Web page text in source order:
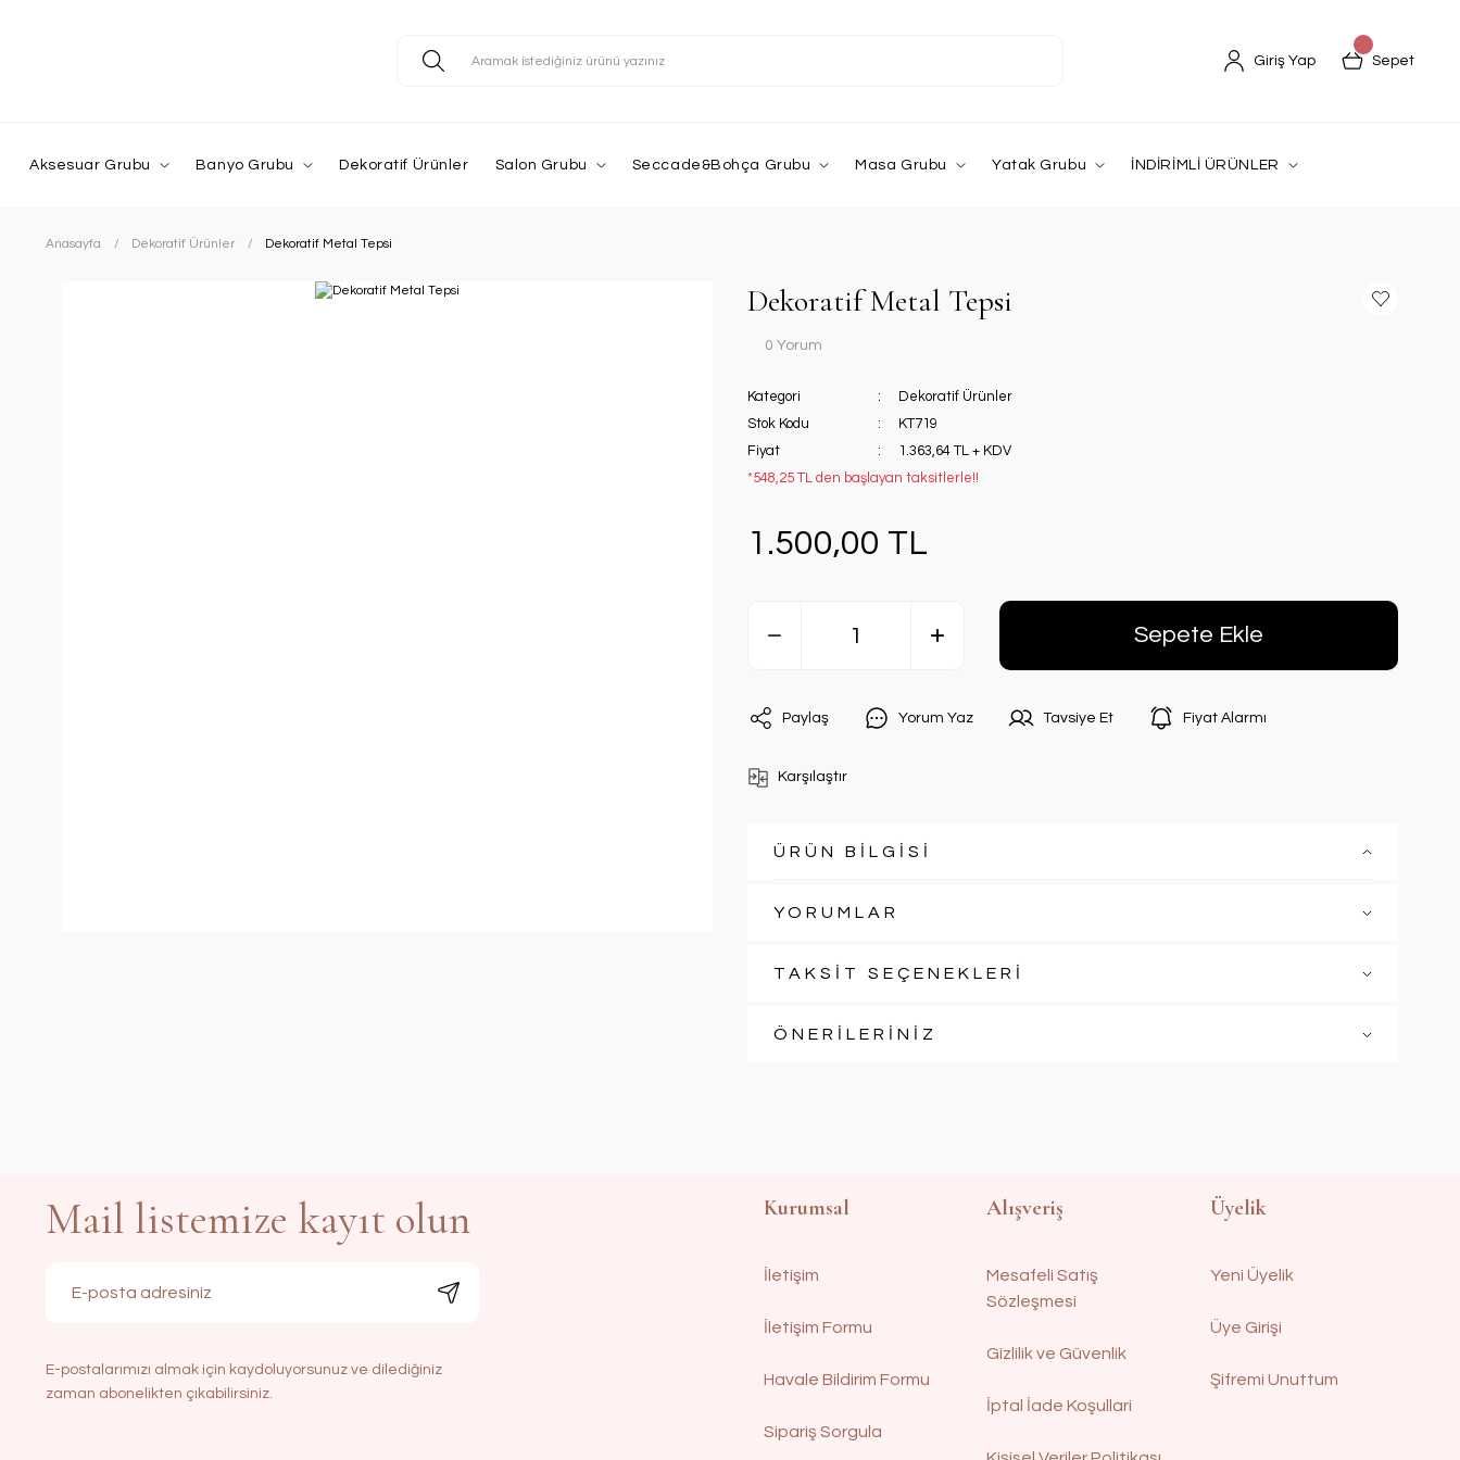
Giriş Yap Sepet
Aksesuar Grubu Banyo Grubu Dekoratif Ürünler Salon Grubu Seccade&Bohça Grubu Masa Grubu Yatak Grubu İNDİRİMLİ ÜRÜNLER
Anasayfa Dekoratif Ürünler Dekoratif Metal Tepsi
Dekoratif Metal Tepsi
0 Yorum
Kategori
Dekoratif Ürünler
Stok Kodu
KT719
Fiyat
1.363,64 TL + KDV
*548,25 TL den başlayan taksitlerle!!
1.500,00 TL
Sepete Ekle
Paylaş Yorum Yaz Tavsiye Et Fiyat Alarmı
Karşılaştır
ÜRÜN BİLGİSİ
YORUMLAR
TAKSİT SEÇENEKLERİ
ÖNERİLERİNİZ
Mail listemize kayıt olun
E-postalarımızı almak için kaydoluyorsunuz ve dilediğiniz
zaman abonelikten çıkabilirsiniz.
Kurumsal
İletişim
İletişim Formu
Havale Bildirim Formu
Sipariş Sorgula
Alışveriş
Mesafeli Satış
Sözleşmesi
Gizlilik ve Güvenlik
İptal İade Koşullari
Üyelik
Yeni Üyelik
Üye Girişi
Şifremi Unuttum